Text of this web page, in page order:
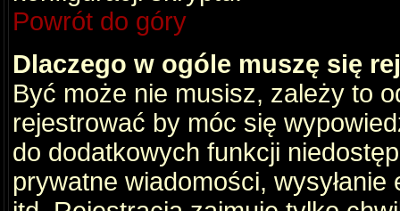
Powrót do góry
Dlaczego w ogóle muszę się
Być może nie musisz, zależy to
rejestrować by móc się
do dodatkowych funkcji
prywatne wiadomości,